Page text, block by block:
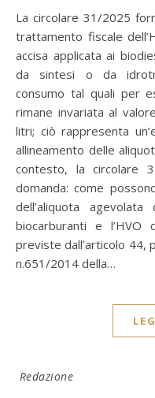
La circolare 31/2025 fornisce le istruzioni operative per il
trattamento fiscale
accisa applicata ai
da sintesi o da
consumo tal quali per
rimane invariata al
litri; ciò rappresenta
allineamento delle
contesto, la circolare
domanda: come
dell’aliquota
biocarburanti e l’HVO
previste dall’articolo 44,
n.651/2014 della…
Redazione